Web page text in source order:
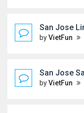
San Jose
byVietFun
San Jose
byVietFun